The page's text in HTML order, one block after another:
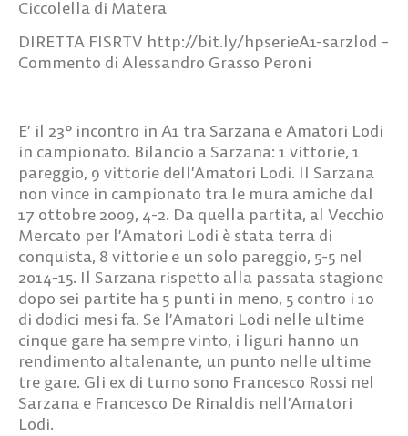
Ciccolella di Matera
DIRETTA FISRTV http://bit.ly/hpserieA1-sarzlod –
Commento di Alessandro Grasso Peroni
E’ il 23° incontro in A1 tra Sarzana e Amatori Lodi
in campionato. Bilancio a Sarzana: 1 vittorie, 1
pareggio, 9 vittorie dell’Amatori Lodi. Il Sarzana
non vince in campionato tra le mura amiche dal
17 ottobre 2009, 4-2. Da quella partita, al Vecchio
Mercato per l’Amatori Lodi è stata terra di
conquista, 8 vittorie e un solo pareggio, 5-5 nel
2014-15. Il Sarzana rispetto alla passata stagione
dopo sei partite ha 5 punti in meno, 5 contro i 10
di dodici mesi fa. Se l’Amatori Lodi nelle ultime
cinque gare ha sempre vinto, i liguri hanno un
rendimento altalenante, un punto nelle ultime
tre gare. Gli ex di turno sono Francesco Rossi nel
Sarzana e Francesco De Rinaldis nell’Amatori
Lodi.